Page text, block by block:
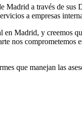
Madrid a través de sus
a empresas
en Madrid, y creemos
nos comprometemos
que manejan las